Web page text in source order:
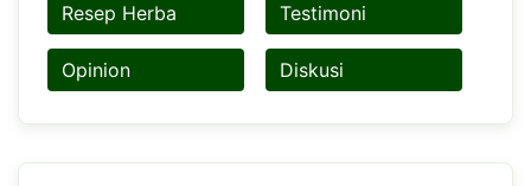
Resep Herba Testimoni
Opinion Diskusi